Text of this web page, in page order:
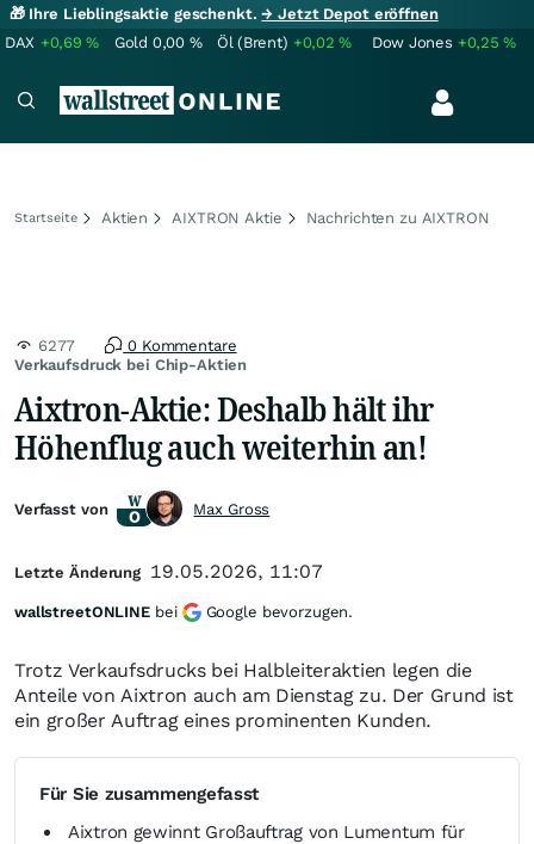
🎁 Ihre Lieblingsaktie geschenkt.→ Jetzt Depot eröffnen
DAX +0,69% Gold 0,00 % Öl (Brent) +0,02% Dow Jones +0,25%
Startseite Aktien AIXTRON Aktie Nachrichten zu AIXTRON
Verkaufsdruck bei Chip-Aktien
6277 0 Kommentare
Aixtron-Aktie: Deshalb hält ihr
Höhenflug auch weiterhin an!
Trotz Verkaufsdrucks bei Halbleiteraktien legen die
Anteile von Aixtron auch am Dienstag zu. Der Grund ist
ein großer Auftrag eines prominenten Kunden.
Für Sie zusammengefasst
Aixtron gewinnt Großauftrag von Lumentum für
Verfasst von Max Gross
Letzte Änderung 19.05.2026, 11:07
wallstreetONLINE bei Google bevorzugen.